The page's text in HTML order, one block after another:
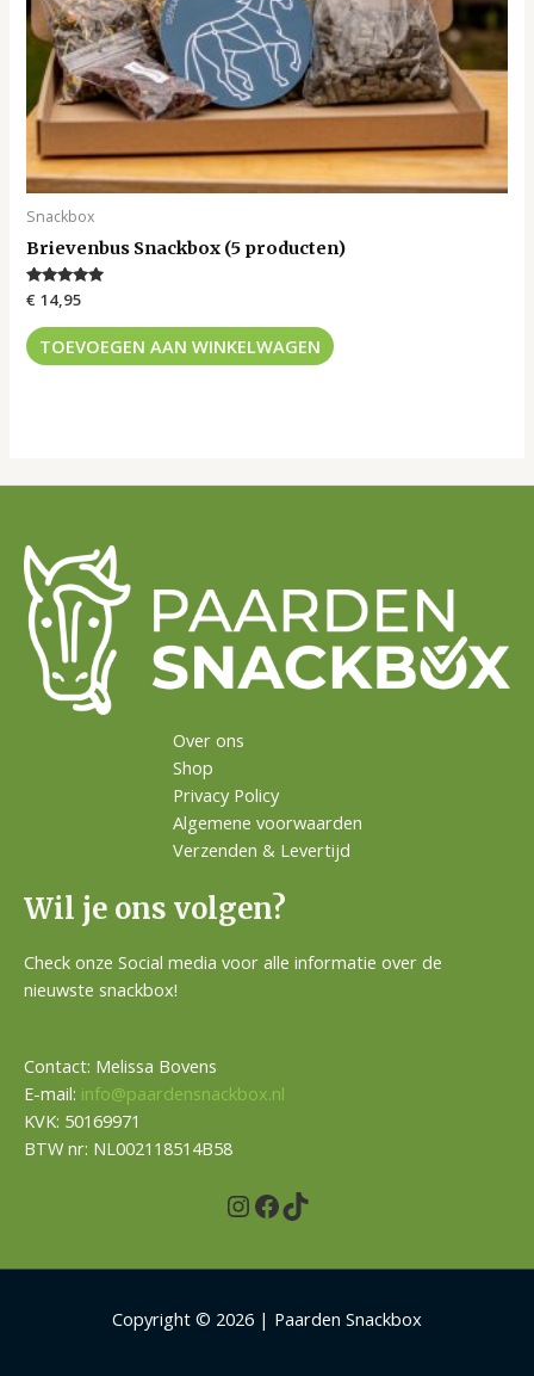
Snackbox
Brievenbus Snackbox (5 producten)
Gewaardeerd
5.00
uit 5
€ 14,95
TOEVOEGEN AAN WINKELWAGEN
Over ons
Shop
Privacy Policy
Algemene voorwaarden
Verzenden & Levertijd
Wil je ons volgen?
Check onze Social media voor alle informatie over de
nieuwste snackbox!
Contact: Melissa Bovens
E-mail: info@paardensnackbox.nl
KVK: 50169971
BTW nr: NL002118514B58
Copyright © 2026 | Paarden Snackbox